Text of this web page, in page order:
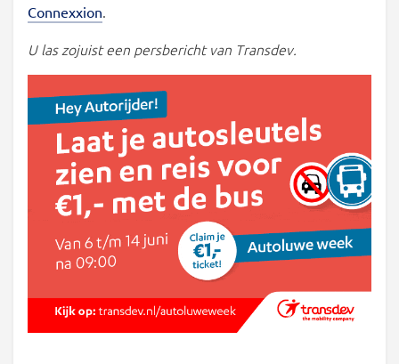
Connexxion.
U las zojuist een persbericht van Transdev.